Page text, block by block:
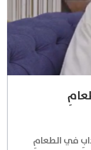
في الطعامِ